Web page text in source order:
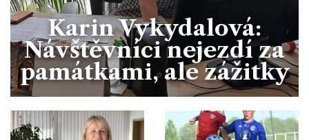
Karin Vykydalová:
Návštěvníci nejezdí za
památkami, ale zážitky